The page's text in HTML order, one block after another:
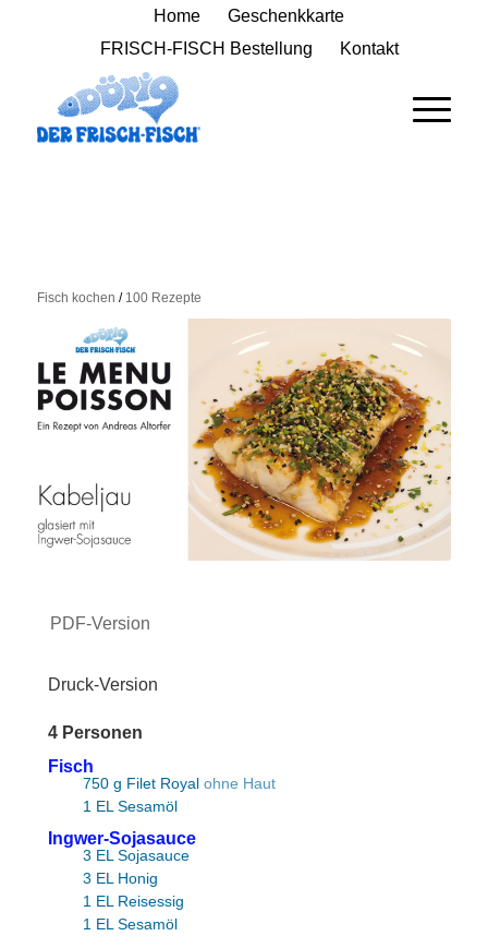
Home
Geschenkkarte
FRISCH-FISCH Bestellung
Kontakt
Fisch kochen / 100 Rezepte
PDF-Version
Druck-Version
4 Personen
Fisch
750 g Filet Royal ohne Haut
1 EL Sesamöl
Ingwer-Sojasauce
3 EL Sojasauce
3 EL Honig
1 EL Reisessig
1 EL Sesamöl